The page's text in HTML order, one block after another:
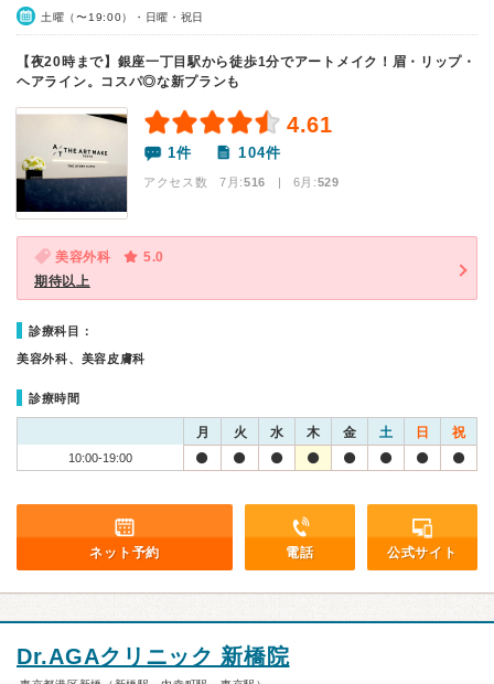
土曜（〜19:00）・日曜・祝日
【夜20時まで】銀座一丁目駅から徒歩1分でアートメイク！眉・リップ・
ヘアライン。コスパ◎な新プランも
4.61
1件 104件
アクセス数 7月:516 | 6月:529
美容外科
5.0
期待以上
診療科目：
美容外科、美容皮膚科
診療時間
月 火 水 木 金 土 日 祝
10:00-19:00
ネット予約 電話 公式サイト
Dr.AGAクリニック 新橋院